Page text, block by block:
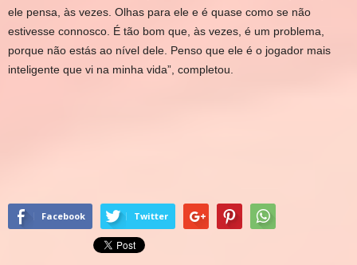
ele pensa, às vezes. Olhas para ele e é quase como se não
estivesse connosco. É tão bom que, às vezes, é um problema,
porque não estás ao nível dele. Penso que ele é o jogador mais
inteligente que vi na minha vida”, completou.
Facebook Twitter